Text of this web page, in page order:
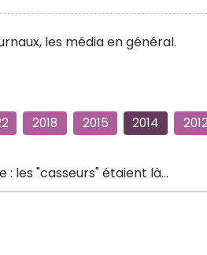
les média en général.
2018 2015 2014
: les "casseurs" étaient là...